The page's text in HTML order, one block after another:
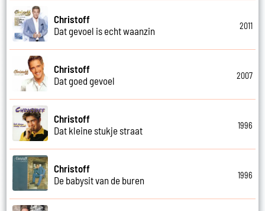
Christoff
Dat gevoel is echt waanzin
2011
Christoff
Dat goed gevoel
2007
Christoff
Dat kleine stukje straat
1996
Christoff
De babysit van de buren
1996